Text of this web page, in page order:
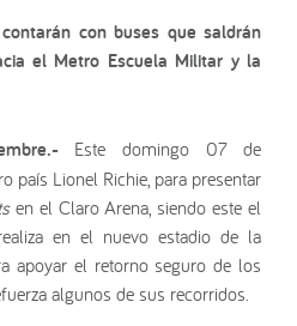
con buses que saldrán
el Metro Escuela Militar y la
Este domingo 07 de
país Lionel Richie, para presentar
en el Claro Arena, siendo este el
en el nuevo estadio de la
apoyar el retorno seguro de los
algunos de sus recorridos.